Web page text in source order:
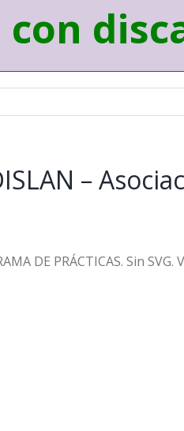
–
DE PRÁCTICAS. Sin